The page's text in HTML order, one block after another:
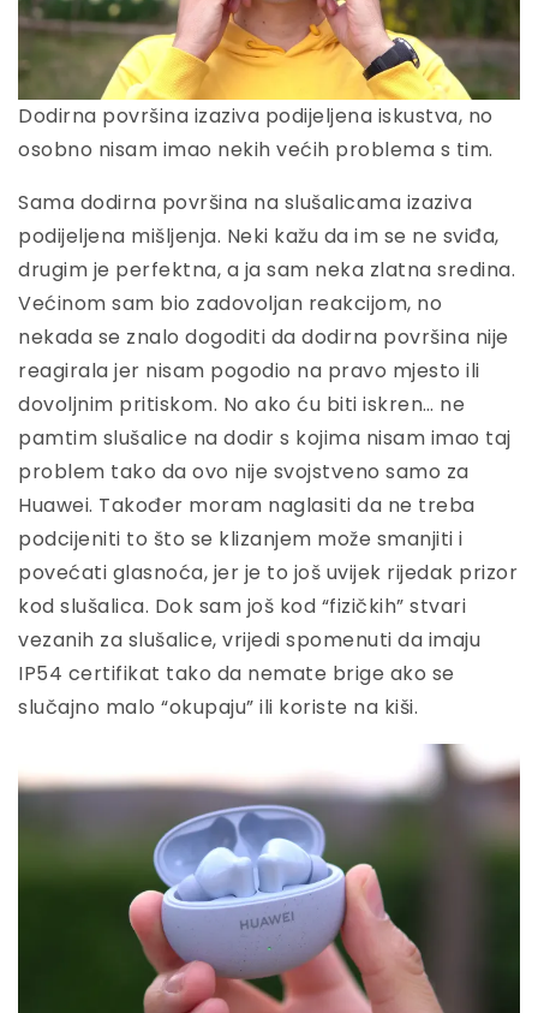
Dodirna površina izaziva podijeljena iskustva, no
osobno nisam imao nekih većih problema s tim.
Sama dodirna površina na slušalicama izaziva
podijeljena mišljenja. Neki kažu da im se ne sviđa,
drugim je perfektna, a ja sam neka zlatna sredina.
Većinom sam bio zadovoljan reakcijom, no
nekada se znalo dogoditi da dodirna površina nije
reagirala jer nisam pogodio na pravo mjesto ili
dovoljnim pritiskom. No ako ću biti iskren… ne
pamtim slušalice na dodir s kojima nisam imao taj
problem tako da ovo nije svojstveno samo za
Huawei. Također moram naglasiti da ne treba
podcijeniti to što se klizanjem može smanjiti i
povećati glasnoća, jer je to još uvijek rijedak prizor
kod slušalica. Dok sam još kod “fizičkih” stvari
vezanih za slušalice, vrijedi spomenuti da imaju
IP54 certifikat tako da nemate brige ako se
slučajno malo “okupaju” ili koriste na kiši.